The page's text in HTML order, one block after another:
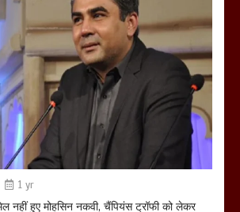
1 yr
नहीं हुए मोहसिन नकवी, चैंपियंस ट्रॉफी को लेकर